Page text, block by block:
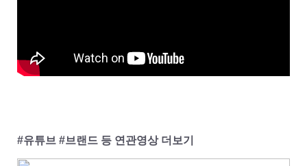
#유튜브 #브랜드 등 연관영상 더보기